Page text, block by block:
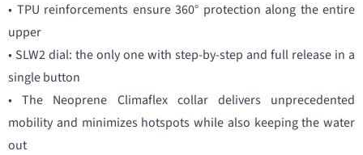
• TPU reinforcements ensure 360° protection along the entire
upper
• SLW2 dial: the only one with step-by-step and full release in a
single button
• The Neoprene Climaflex collar delivers unprecedented
mobility and minimizes hotspots while also keeping the water
out